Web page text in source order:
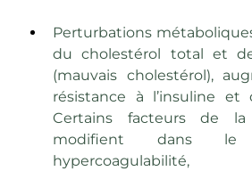
Perturbations
du cholestérol total et
(mauvais cholestérol),
résistance à l’insuline et
Certains facteurs de la
modifient dans le
hypercoagulabilité,